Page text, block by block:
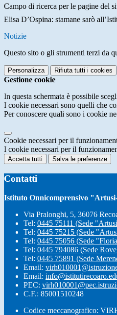
Campo di ricerca per le pagine del
Elisa D’Ospina: stamane sarò
Notizie
Questo sito o gli strumenti terzi da
Personalizza Rifiuta tutti i cookies
Gestione cookie
In questa schermata è possibile
I cookie necessari sono quelli che
Per conoscere quali sono i cookie
Cookie necessari per il
I cookie necessari per il
Accetta tutti Salva le preferenze
Contatti
Istituto Onnicomprensivo
Via Pralonghi, 5, 36076
Tel: 0445 75111 (Sede
Tel: 0445 75215 (Sede
Tel: 0445 75056 (Sede
Tel: 0445 794086 (Sede
Tel: 0445 75891 (Sede
Email:
Email:
PEC:
C.F.: 85001510248
Codice meccanografico: